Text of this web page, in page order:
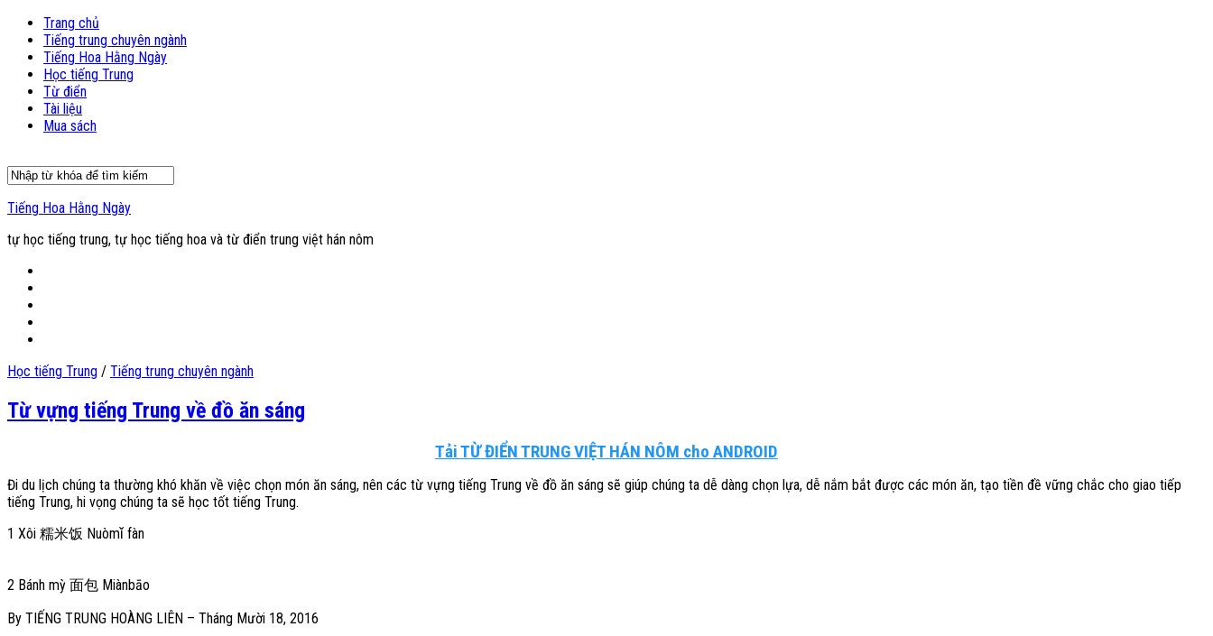
Trang chủ
Tiếng trung chuyên ngành
Tiếng Hoa Hằng Ngày
Học tiếng Trung
Từ điển
Tài liệu
Mua sách
Tiếng Hoa Hằng Ngày
tự học tiếng trung, tự học tiếng hoa và từ điển trung việt hán nôm
Học tiếng Trung / Tiếng trung chuyên ngành
Từ vựng tiếng Trung về đồ ăn sáng
Tải TỪ ĐIỂN TRUNG VIỆT HÁN NÔM cho ANDROID
Đi du lịch chúng ta thường khó khăn về việc chọn món ăn sáng, nên các từ vựng tiếng Trung về đồ ăn sáng sẽ giúp chúng ta dễ dàng chọn lựa, dễ nắm bắt được các món ăn, tạo tiền đề vững chắc cho giao tiếp
tiếng Trung, hi vọng chúng ta sẽ học tốt tiếng Trung.
1 Xôi 糯米饭 Nuòmǐ fàn
2 Bánh mỳ 面包 Miànbāo
By TIẾNG TRUNG HOÀNG LIÊN – Tháng Mười 18, 2016